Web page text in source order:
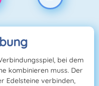
bei dem
kombinieren muss. Der
Edelsteine verbinden,